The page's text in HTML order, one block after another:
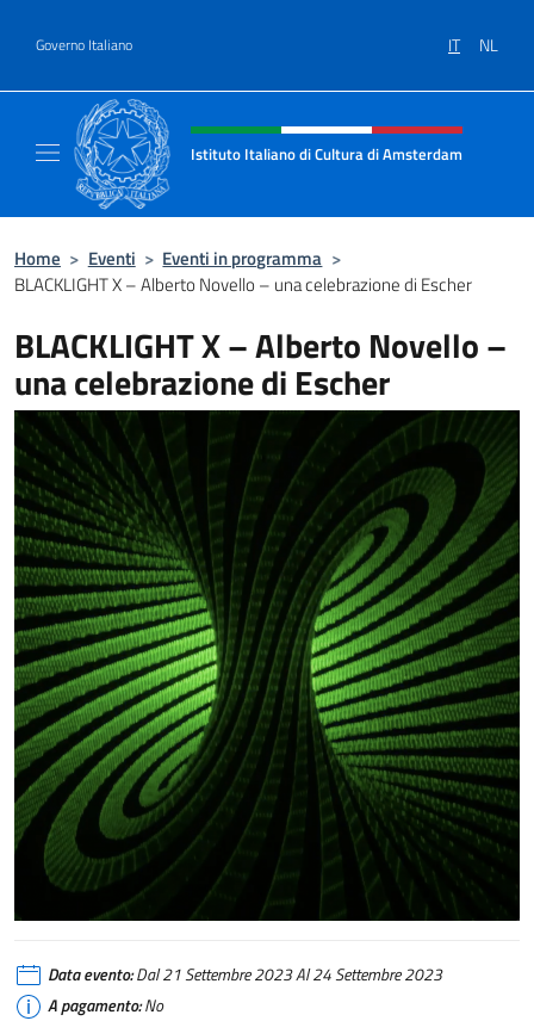
Governo Italiano IT NL
Intestazione sito, social e menù
Istituto Italiano di Cultura di Amsterdam
Home > Eventi > Eventi in programma >
BLACKLIGHT X – Alberto Novello – una celebrazione di Escher
BLACKLIGHT X – Alberto Novello –
una celebrazione di Escher
Data evento:Dal 21 Settembre 2023 Al 24 Settembre 2023
A pagamento:No